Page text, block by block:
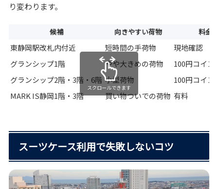
り変わります。
候補 向きやすい荷物 料金
東静岡駅改札内付近 短時間の手荷物
現地確認
グランシップ1階
やや大きめの荷物
100円コイン
グランシップ2階・3階・6階 小型荷物
100円コイン
MARK IS静岡1階・3階
買い物ついでの荷物 有料
スクロールできます
スーツケース利用で失敗しないコツ